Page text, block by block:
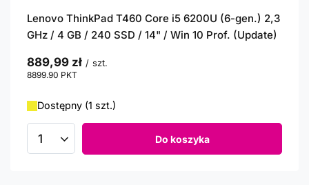
Lenovo ThinkPad T460 Core i5 6200U (6-gen.) 2,3
GHz / 4 GB / 240 SSD / 14" / Win 10 Prof. (Update)
889,99 zł / szt.
8899.90 PKT
Dostępny (1 szt.)
Ilość produktów Do koszyka